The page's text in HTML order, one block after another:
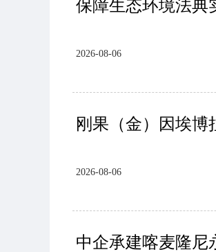
保障生态环境法典
2026-08-06
刚果（金）因埃博
2026-08-06
中企承建喀麦隆尼